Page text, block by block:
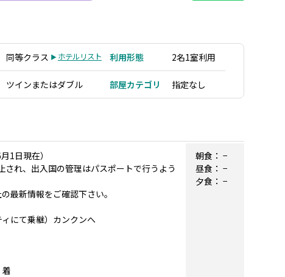
同等クラス ホテルリスト 利用形態 2名1室利用
ツインまたはダブル 部屋カテゴリ 指定なし
1日現在）
れ、出入国の管理はパスポートで行うよう
最新情報をご確認下さい。
にて乗継）カンクンへ
朝食： −
昼食： −
夕食： −